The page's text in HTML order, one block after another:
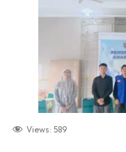
Views: 589